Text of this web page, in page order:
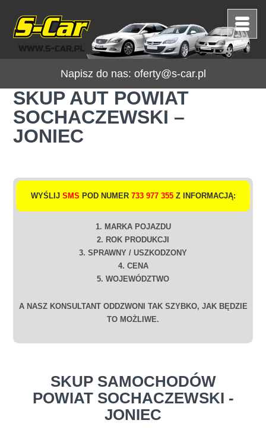
Napisz do nas: oferty@s-car.pl
SKUP AUT POWIAT
SOCHACZEWSKI –
JONIEC
WYŚLIJ SMS POD NUMER 733 977 355Z INFORMACJĄ:
1. MARKA POJAZDU
2. ROK PRODUKCJI
3. SPRAWNY / USZKODZONY
4. CENA
5. WOJEWÓDZTWO
A NASZ KONSULTANT ODDZWONI TAK SZYBKO, JAK BĘDZIE
TO MOŻLIWE.
SKUP SAMOCHODÓW
POWIAT SOCHACZEWSKI -
JONIEC